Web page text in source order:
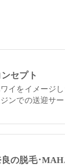
ンセプト
イをイメージ
ジンでの送迎サ
良の脱毛･